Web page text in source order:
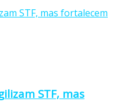
STF, mas